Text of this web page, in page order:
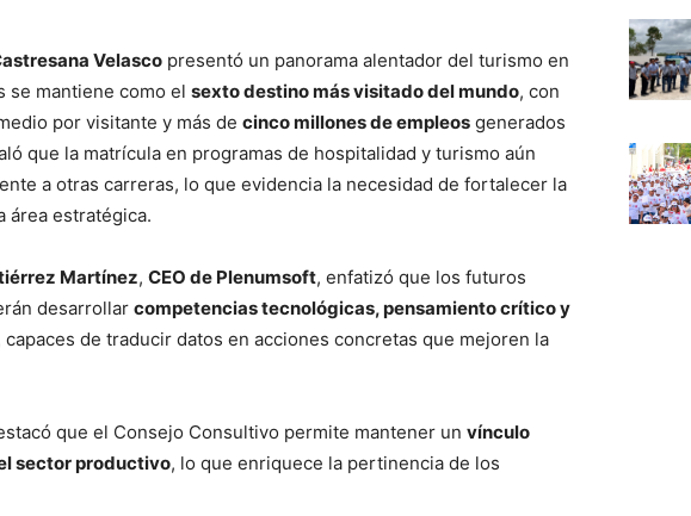
Velasco presentó un panorama alentador del turismo en
se mantiene como el sexto destino más visitado del mundo, con
por visitante y más de cinco millones de empleos generados
que la matrícula en programas de hospitalidad y turismo aún
a otras carreras, lo que evidencia la necesidad de fortalecer la
área estratégica.
Martínez, CEO de Plenumsoft, enfatizó que los futuros
desarrollar competencias tecnológicas, pensamiento crítico y
capaces de traducir datos en acciones concretas que mejoren la
que el Consejo Consultivo permite mantener un vínculo
sector productivo, lo que enriquece la pertinencia de los